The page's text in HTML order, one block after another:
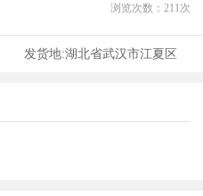
浏览次数： 211 次
发货地:湖北省武汉市江夏区